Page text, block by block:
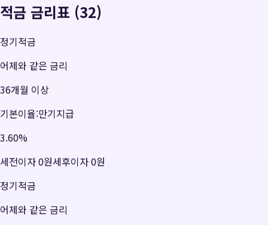
적금 금리표 (32)
정기적금
어제와 같은 금리
36개월 이상
기본이율:만기지급
3.60%
세전이자0원세후이자0원
정기적금
어제와 같은 금리